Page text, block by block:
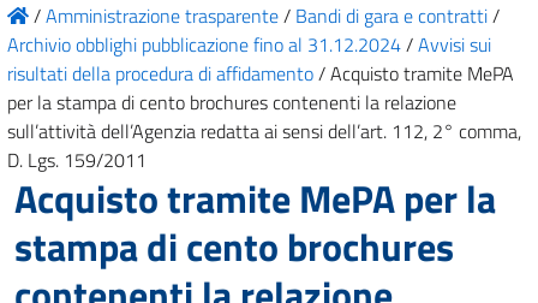
/Amministrazione trasparente/ Bandi di gara e contratti/
Archivio obblighi pubblicazione fino al 31.12.2024/Avvisi sui
risultati della procedura di affidamento/Acquisto tramite MePA
per la stampa di cento brochures contenenti la relazione
sull’attività dell’Agenzia redatta ai sensi dell’art. 112, 2° comma,
D. Lgs. 159/2011
Acquisto tramite MePA per la
stampa di cento brochures